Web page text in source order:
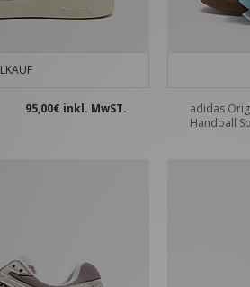
95,00€ inkl. MwST.
adidas
Handball